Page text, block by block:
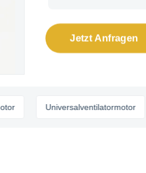
Jetzt Anfragen
Universalventilatormotor